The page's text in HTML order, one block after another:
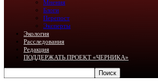
Мнения
Блоги
Перепост
Эксперты
Экология
Расследования
Редакция
ПОДДЕРЖАТЬ ПРОЕКТ «ЧЕРНИКА»